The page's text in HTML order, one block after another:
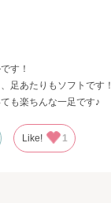
す！
足あたりもソフトです！
も楽ちんな一足です♪
Like! 1